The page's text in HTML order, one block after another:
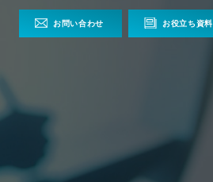
お問い合わせ お役立ち資料